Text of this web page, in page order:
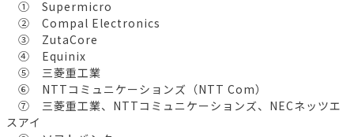
① Supermicro
② Compal Electronics
③ ZutaCore
④ Equinix
⑤ 三菱重工業
⑥ NTTコミュニケーションズ（NTT Com）
⑦ 三菱重工業、NTTコミュニケーションズ、NECネッツエ
スアイ